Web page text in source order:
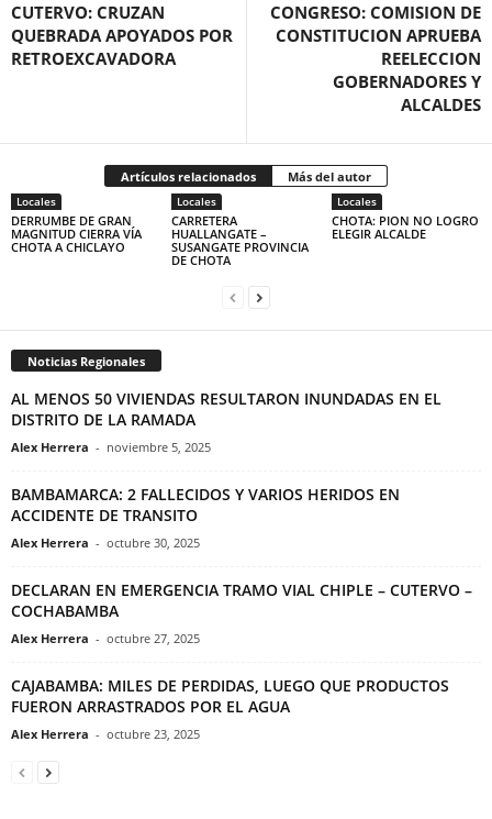
CUTERVO: CRUZAN
QUEBRADA APOYADOS POR
RETROEXCAVADORA
CONGRESO: COMISION DE
CONSTITUCION APRUEBA
REELECCION
GOBERNADORES Y
ALCALDES
Artículos relacionados Más del autor
Locales
DERRUMBE DE GRAN
MAGNITUD CIERRA VÍA
CHOTA A CHICLAYO
Locales
CARRETERA
HUALLANGATE –
SUSANGATE PROVINCIA
DE CHOTA
Locales
CHOTA: PION NO LOGRO
ELEGIR ALCALDE
Noticias Regionales
AL MENOS 50 VIVIENDAS RESULTARON INUNDADAS EN EL
DISTRITO DE LA RAMADA
Alex Herrera - noviembre 5, 2025
BAMBAMARCA: 2 FALLECIDOS Y VARIOS HERIDOS EN
ACCIDENTE DE TRANSITO
Alex Herrera - octubre 30, 2025
DECLARAN EN EMERGENCIA TRAMO VIAL CHIPLE – CUTERVO –
COCHABAMBA
Alex Herrera - octubre 27, 2025
CAJABAMBA: MILES DE PERDIDAS, LUEGO QUE PRODUCTOS
FUERON ARRASTRADOS POR EL AGUA
Alex Herrera - octubre 23, 2025